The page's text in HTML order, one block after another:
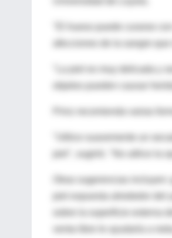
"El hueso puede curarse
afecciones de la sangre
"La piel es muy delicada y
Prinz recomienda varias
"Utilice suavemente un
piel", sugirió. "No utilice la
Otras sugerencias
piel expuesta alrededor
sobre la superficie externa